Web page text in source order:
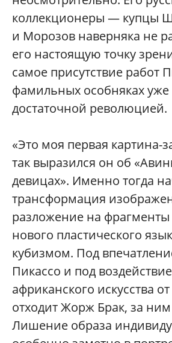
коллекционеры — купцы
и Морозов наверняка не
его настоящую точку
самое присутствие работ
фамильных особняках
достаточной революцией.
«Это моя первая картина-
так выразился он об
девицах». Именно тогда
трансформация
разложение на
нового пластического
кубизмом. Под
Пикассо и под
африканского искусства
отходит Жорж Брак, за
Лишение образа